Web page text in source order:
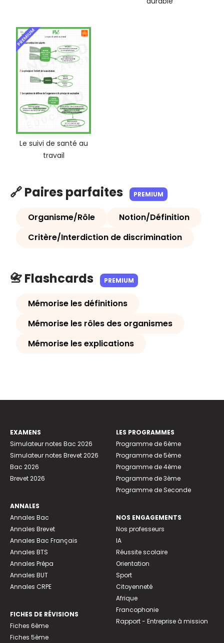
PREMIUM
Le suivi de santé au
travail
🔗 Paires parfaites PREMIUM
Organisme/Rôle
Notion/Définition
Critère/Interdiction de discrimination
📇 Flashcards PREMIUM
Mémorise les définitions
Mémorise les rôles des organismes
Mémorise les explications
EXAMENS
Simulateur notes Bac 2026
Simulateur notes Brevet 2026
Bac 2026
Brevet 2026
ANNALES
Annales Bac
Annales Brevet
Annales Bac Français
Annales BTS
Annales Prépa
Annales BUT
Annales CRPE
FICHES DE RÉVISIONS
Fiches 6ème
Fiches 5ème
LES PROGRAMMES
Programme de 6ème
Programme de 5ème
Programme de 4ème
Programme de 3ème
Programme de Seconde
NOS ENGAGEMENTS
Nos professeurs
IA
Réussite scolaire
Orientation
Sport
Citoyenneté
Afrique
Francophonie
Rapport - Entreprise à mission